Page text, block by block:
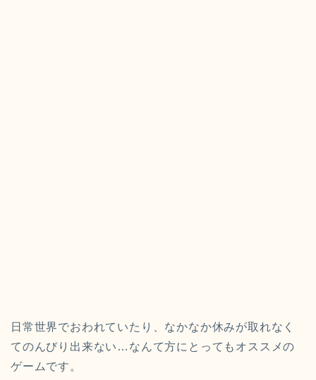
日常世界でおわれていたり、なかなか休みが取れなく
てのんびり出来ない…なんて方にとってもオススメの
ゲームです。